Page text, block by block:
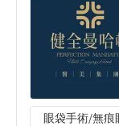
眼袋手術/無痕